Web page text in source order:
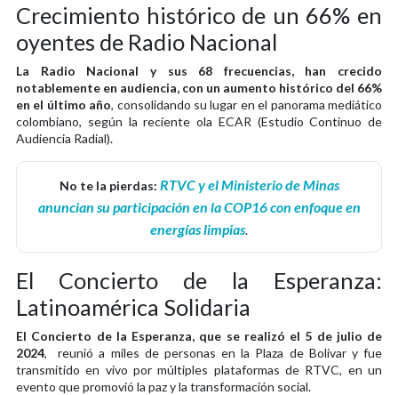
Crecimiento histórico de un 66% en
oyentes de Radio Nacional
La Radio Nacional y sus 68 frecuencias, han crecido
notablemente en audiencia, con un aumento histórico del 66%
en el último año, consolidando su lugar en el panorama mediático
colombiano, según la reciente ola ECAR (Estudio Continuo de
Audiencia Radial).
No te la pierdas: RTVC y el Ministerio de Minas
anuncian su participación en la COP16 con enfoque en
energías limpias.
El Concierto de la Esperanza:
Latinoamérica Solidaria
El Concierto de la Esperanza, que se realizó el 5 de julio de
2024, reunió a miles de personas en la Plaza de Bolívar y fue
transmitido en vivo por múltiples plataformas de RTVC, en un
evento que promovió la paz y la transformación social.